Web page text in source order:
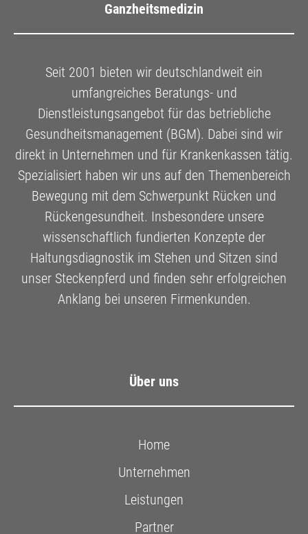
Ganzheitsmedizin
Seit 2001 bieten wir deutschlandweit ein
umfangreiches Beratungs- und
Dienstleistungsangebot für das betriebliche
Gesundheitsmanagement (BGM). Dabei sind wir
direkt in Unternehmen und für Krankenkassen tätig.
Spezialisiert haben wir uns auf den Themenbereich
Bewegung mit dem Schwerpunkt Rücken und
Rückengesundheit. Insbesondere unsere
wissenschaftlich fundierten Konzepte der
Haltungsdiagnostik im Stehen und Sitzen sind
unser Steckenpferd und finden sehr erfolgreichen
Anklang bei unseren Firmenkunden.
Über uns
Home
Unternehmen
Leistungen
Partner